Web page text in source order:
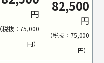
円
（税抜：75,000
円）
82,500
円
（税抜：75,000
円）